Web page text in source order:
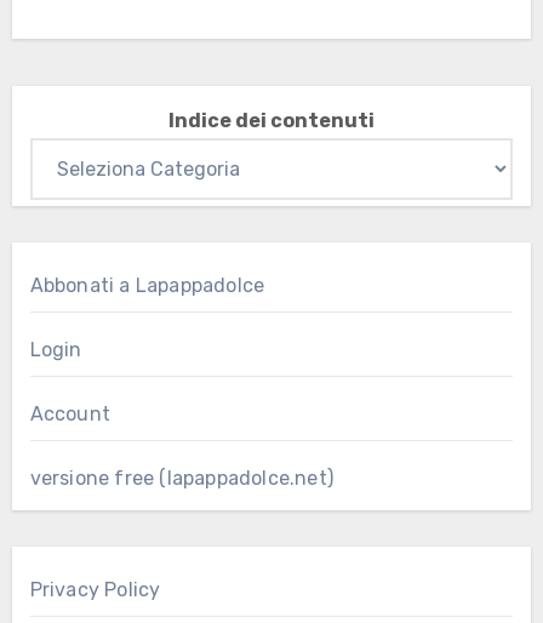
Indice dei contenuti
Abbonati a Lapappadolce
Login
Account
versione free (lapappadolce.net)
Privacy Policy